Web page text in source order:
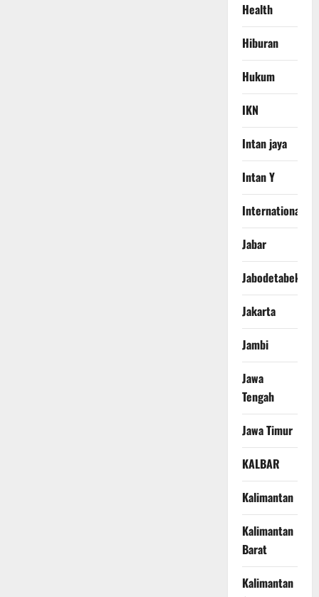
Health
Hiburan
Hukum
IKN
Intan jaya
Intan Y
International
Jabar
Jabodetabek
Jakarta
Jambi
Jawa
Tengah
Jawa Timur
KALBAR
Kalimantan
Kalimantan
Barat
Kalimantan